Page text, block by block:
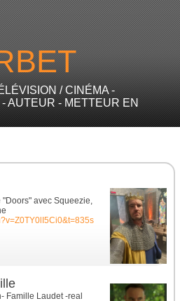
/ CINÉMA -
AUTEUR - METTEUR EN
avec Squeezie,
Famille Laudet -real